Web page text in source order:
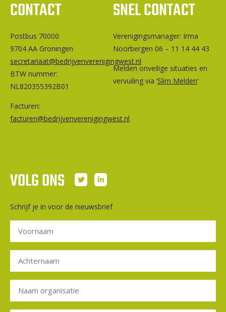
CONTACT
Postbus 70000
9704 AA Groningen
secretariaat@bedrijvenverenigingwest.nl
BTW nummer:
NL820355392B01
Facturen:
facturen@bedrijvenverenigingwest.nl
SNEL CONTACT
Ver­e­ni­gings­ma­na­ger: Irma
Noorbergen 06 – 11 14 44 43
Melden onveilige situaties en
vervuiling via ‘Slim Melden‘
VOLG ONS
Schrijf je in voor de nieuwsbrief